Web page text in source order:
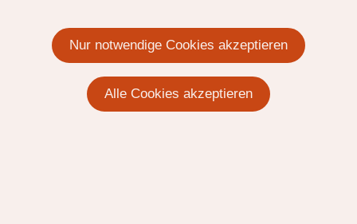
Nur notwendige Cookies akzeptieren
Alle Cookies akzeptieren